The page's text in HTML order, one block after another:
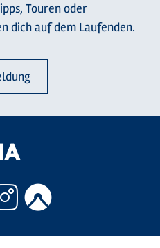
Touren oder
dich auf dem Laufenden.
Instagram